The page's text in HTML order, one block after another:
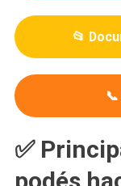
📂
✅